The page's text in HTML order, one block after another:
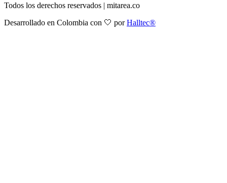
Todos los derechos reservados | mitarea.co
Desarrollado en Colombia con 🤍 porHalltec®